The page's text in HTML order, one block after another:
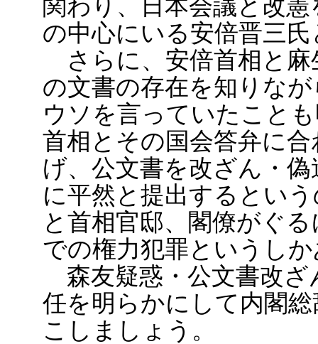
関わり、日本会議と改
の中心にいる安倍晋三
さらに、安倍首相と麻
の文書の存在を知りな
ウソを言っていたこと
首相とその国会答弁に
げ、公文書を改ざん・
に平然と提出するとい
と首相官邸、閣僚がぐ
での権力犯罪というし
森友疑惑・公文書改ざ
任を明らかにして内閣
こしましょう。